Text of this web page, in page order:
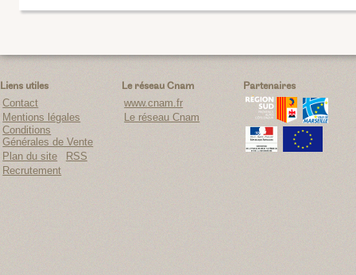
Liens utiles
Contact
Mentions légales
Conditions
Générales de Vente
Plan du site
RSS
Recrutement
Le réseau Cnam
www.cnam.fr
Le réseau Cnam
Partenaires